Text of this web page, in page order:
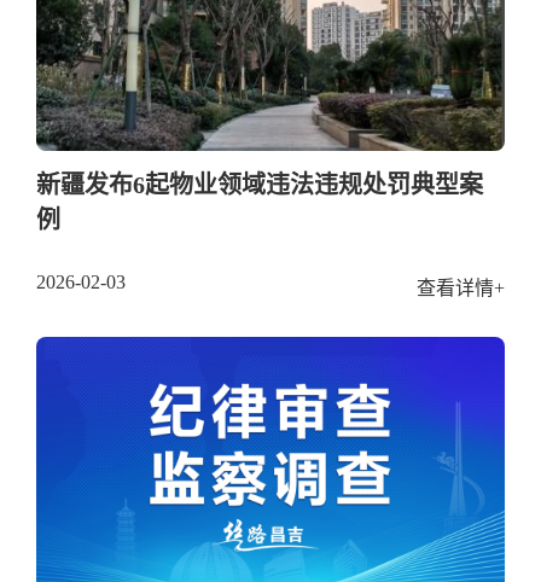
新疆发布6起物业领域违法违规处罚典型案
例
2026-02-03 查看详情+